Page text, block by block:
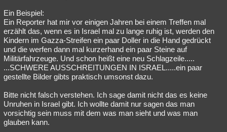
Lesenswert
Ein Beispiel:
Ein Reporter hat mir vor einigen Jahren bei einem Treffen mal
erzählt das, wenn es in Israel mal zu lange ruhig ist, werden den
Kindern im Gazza-Streifen ein paar Doller in die Hand gedrückt
und die werfen dann mal kurzerhand ein paar Steine auf
Militärfahrzeuge. Und schon heißt eine neu Schlagzeile.....
...SCHWERE AUSSCHREITUNGEN IN ISRAEL.....ein paar
gestellte Bilder gibts praktisch umsonst dazu.
Bitte nicht falsch verstehen. Ich sage damit nicht das es keine
Unruhen in Israel gibt. Ich wollte damit nur sagen das man
vorsichtig sein muss mit dem was man sieht und was man
glauben kann.